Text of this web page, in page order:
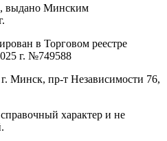
выдано Минским
в Торговом реестре
г. №749588
Минск, пр-т Независимости 76,
характер и не